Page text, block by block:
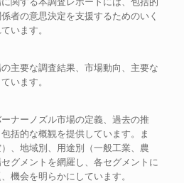
者の意思決定を支援するためのいく
います。
主要な調査結果、市場動向、主要な
います。
ナーノズル市場の定義、過去の推
括的な概観を提供しています。ま
、地域別、用途別（一般工業、農
グメントを網羅し、各セグメントに
機会を明らかにしています。